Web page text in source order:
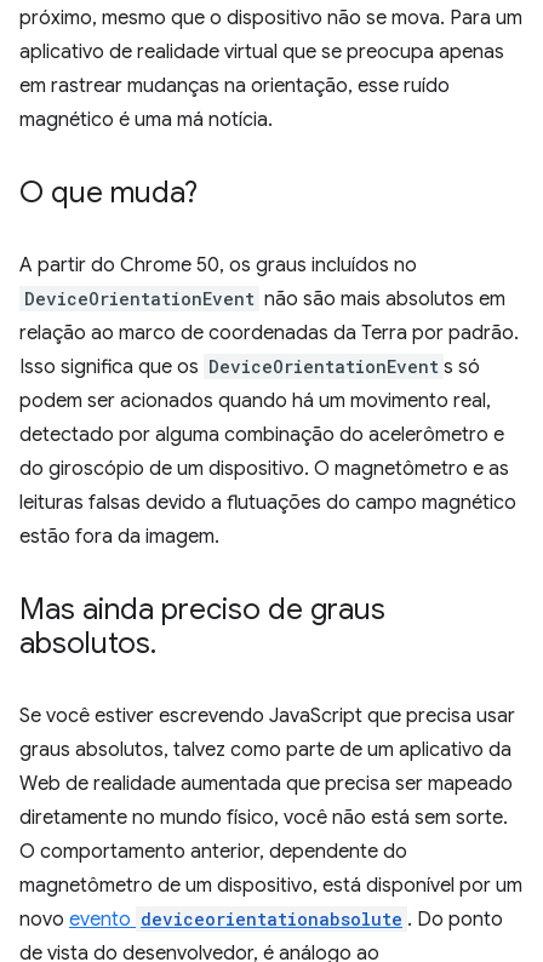
próximo, mesmo que o dispositivo não se mova. Para um
aplicativo de realidade virtual que se preocupa apenas
em rastrear mudanças na orientação, esse ruído
magnético é uma má notícia.
O que muda?
A partir do Chrome 50, os graus incluídos no
DeviceOrientationEvent não são mais absolutos em
relação ao marco de coordenadas da Terra por padrão.
Isso significa que os DeviceOrientationEvent s só
podem ser acionados quando há um movimento real,
detectado por alguma combinação do acelerômetro e
do giroscópio de um dispositivo. O magnetômetro e as
leituras falsas devido a flutuações do campo magnético
estão fora da imagem.
Mas ainda preciso de graus
absolutos.
Se você estiver escrevendo JavaScript que precisa usar
graus absolutos, talvez como parte de um aplicativo da
Web de realidade aumentada que precisa ser mapeado
diretamente no mundo físico, você não está sem sorte.
O comportamento anterior, dependente do
magnetômetro de um dispositivo, está disponível por um
novo evento deviceorientationabsolute . Do ponto
de vista do desenvolvedor, é análogo ao